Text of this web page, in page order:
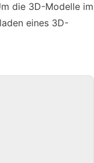
die 3D-Modelle im
eines 3D-